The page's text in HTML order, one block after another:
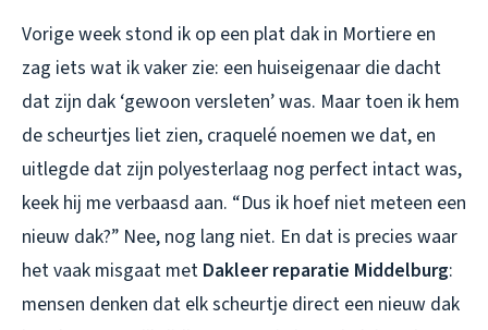
Vorige week stond ik op een plat dak in Mortiere en
zag iets wat ik vaker zie: een huiseigenaar die dacht
dat zijn dak ‘gewoon versleten’ was. Maar toen ik hem
de scheurtjes liet zien, craquelé noemen we dat, en
uitlegde dat zijn polyesterlaag nog perfect intact was,
keek hij me verbaasd aan. “Dus ik hoef niet meteen een
nieuw dak?” Nee, nog lang niet. En dat is precies waar
het vaak misgaat met Dakleer reparatie Middelburg:
mensen denken dat elk scheurtje direct een nieuw dak